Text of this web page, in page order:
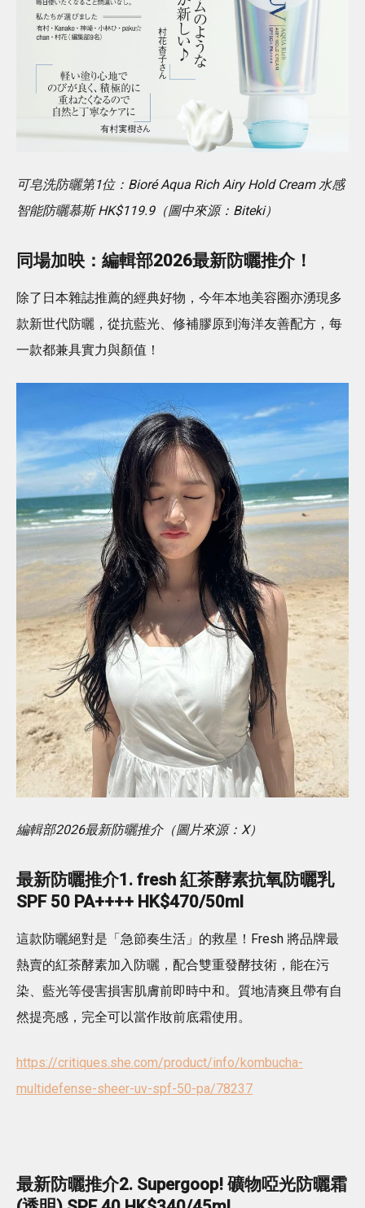
可皂洗防曬第1位：Bioré Aqua Rich Airy Hold Cream 水感
智能防曬慕斯 HK$119.9（圖中來源：Biteki）
同場加映：編輯部2026最新防曬推介！
除了日本雜誌推薦的經典好物，今年本地美容圈亦湧現多
款新世代防曬，從抗藍光、修補膠原到海洋友善配方，每
一款都兼具實力與顏值！
編輯部2026最新防曬推介（圖片來源：X）
最新防曬推介1. fresh 紅茶酵素抗氧防曬乳
SPF 50 PA++++ HK$470/50ml
這款防曬絕對是「急節奏生活」的救星！Fresh 將品牌最
熱賣的紅茶酵素加入防曬，配合雙重發酵技術，能在污
染、藍光等侵害損害肌膚前即時中和。質地清爽且帶有自
然提亮感，完全可以當作妝前底霜使用。
https://critiques.she.com/product/info/kombucha-
multidefense-sheer-uv-spf-50-pa/78237
最新防曬推介2. Supergoop! 礦物啞光防曬霜